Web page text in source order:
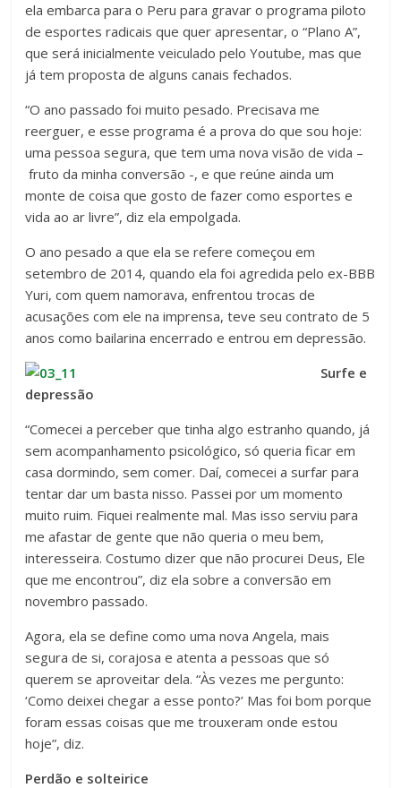
ela embarca para o Peru para gravar o programa piloto
de esportes radicais que quer apresentar, o “Plano A”,
que será inicialmente veiculado pelo Youtube, mas que
já tem proposta de alguns canais fechados.
“O ano passado foi muito pesado. Precisava me
reerguer, e esse programa é a prova do que sou hoje:
uma pessoa segura, que tem uma nova visão de vida –
fruto da minha conversão -, e que reúne ainda um
monte de coisa que gosto de fazer como esportes e
vida ao ar livre”, diz ela empolgada.
O ano pesado a que ela se refere começou em
setembro de 2014, quando ela foi agredida pelo ex-BBB
Yuri, com quem namorava, enfrentou trocas de
acusações com ele na imprensa, teve seu contrato de 5
anos como bailarina encerrado e entrou em depressão.
Surfe e
depressão
“Comecei a perceber que tinha algo estranho quando, já
sem acompanhamento psicológico, só queria ficar em
casa dormindo, sem comer. Daí, comecei a surfar para
tentar dar um basta nisso. Passei por um momento
muito ruim. Fiquei realmente mal. Mas isso serviu para
me afastar de gente que não queria o meu bem,
interesseira. Costumo dizer que não procurei Deus, Ele
que me encontrou”, diz ela sobre a conversão em
novembro passado.
Agora, ela se define como uma nova Angela, mais
segura de si, corajosa e atenta a pessoas que só
querem se aproveitar dela. “Às vezes me pergunto:
‘Como deixei chegar a esse ponto?’ Mas foi bom porque
foram essas coisas que me trouxeram onde estou
hoje”, diz.
Perdão e solteirice